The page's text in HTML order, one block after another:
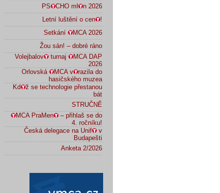
PS
CHO ml
n 2026
Letní luštění o cen
!
Setkání
MCA 2026
Žou sán! – dobré ráno
Volejbalov
turnaj
MCA DAP
2026
Orlovská
MCA v
razila do
hasičského muzea
Kd
ž se technologie přestanou
bát
STRUČNĚ
MCA PraMen
– přihlaš se do
4. ročníku!
Česká delegace na Unif
v
Budapešti
Anketa 2/2026